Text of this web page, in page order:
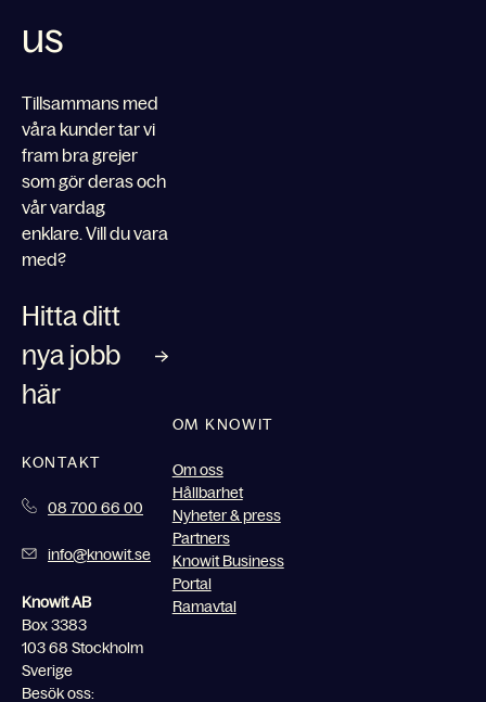
us
Tillsammans med
våra kunder tar vi
fram bra grejer
som gör deras och
vår vardag
enklare. Vill du vara
med?
Hitta ditt
nya jobb
här
KONTAKT
08 700 66 00
info@knowit.se
Knowit AB
Box 3383
103 68 Stockholm
Sverige
Besök oss:
OM KNOWIT
Om oss
Hållbarhet
Nyheter & press
Partners
Knowit Business
Portal
Ramavtal